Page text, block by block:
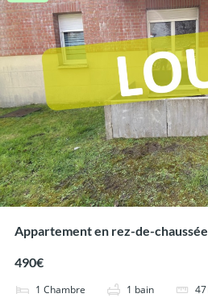
Appartement en rez-de-chaussée
490€
1 Chambre 1 bain 47